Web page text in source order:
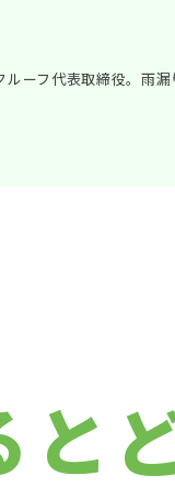
ーフ代表取締役。雨
と